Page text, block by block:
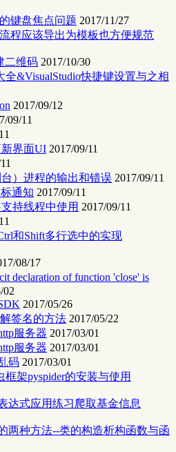
键盘焦点问题 2017/11/27
程应该导出为模板也方便规范
二维码 2017/10/30
全&VisualStudio快捷键设置与之相
2017/09/12
09/11
界面UI 2017/09/11
）进程的输出和错误 2017/09/11
通知 2017/09/11
持线程中使用 2017/09/11
和Shift多行选中的实现
08/17
declaration of function 'close' is
02
2017/05/26
签名的方法 2017/05/22
服务器 2017/03/01
服务器 2017/03/01
码 2017/03/01
框架pyspider的安装与使用
达式应用练习爬取基金信息
两种方法--类的构造析构函数与函